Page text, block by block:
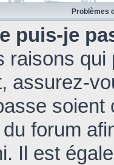
Problèmes
puis-je
raisons
assurez-
soient
forum
Il est